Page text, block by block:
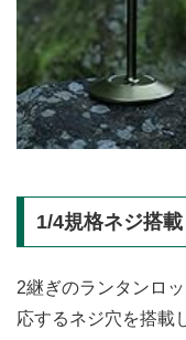
1/4規格ネジ搭載
2継ぎのランタンロ
応するネジ穴を搭載